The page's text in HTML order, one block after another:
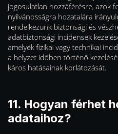
jogosulatlan hozzáférésre, azok
nyilvánosságra hozatalára
rendelkezünk biztonsági és
adatbiztonsági incidensek
amelyek fizikai vagy technikai
a helyzet időben történő
káros hatásainak korlátozását.
11. Hogyan férhet
adataihoz?